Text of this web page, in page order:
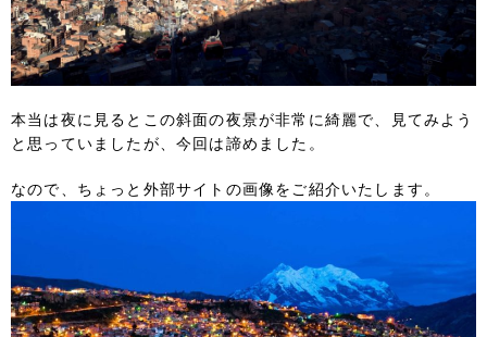
本当は夜に見るとこの斜面の夜景が非常に綺麗で、見てみよう
と思っていましたが、今回は諦めました。
なので、ちょっと外部サイトの画像をご紹介いたします。